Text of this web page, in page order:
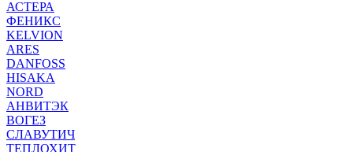
АСТЕРА
ФЕНИКС
KELVION
ARES
DANFOSS
HISAKA
NORD
АНВИТЭК
ВОГЕЗ
СЛАВУТИЧ
ТЕПЛОХИТ